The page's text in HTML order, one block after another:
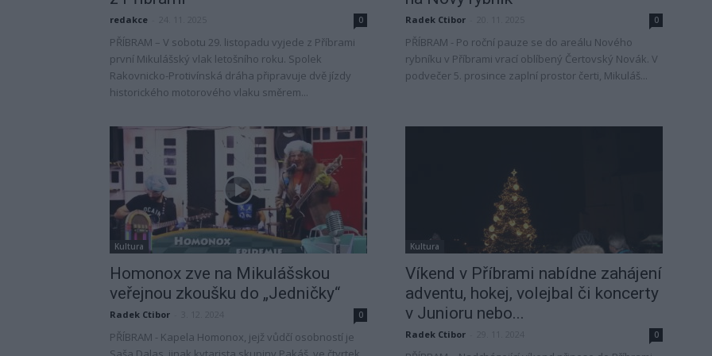
redakce 0
PŘÍBRAM – V sobotu 29. listopadu vyjede z Příbrami
první Mikulášský vlak letošního roku. Spolek
Rakovnicko-Protivínská dráha připravuje dvě jízdy
historického motorového vlaku směrem...
Radek Ctibor 0
PŘÍBRAM - Po roční pauze se do areálu Nového
rybníku v Příbrami vrací oblíbený Čertovský Novák. V
podvečer 5. prosince zaplní prostor čerti, Mikuláš...
Kultura
Homonox zve na Mikulášskou
veřejnou zkoušku do „Jedničky“
Radek Ctibor 0
PŘÍBRAM - Kapela Homonox, jejž vůdčí osobností je
Kultura
Víkend v Příbrami nabídne zahájení
adventu, hokej, volejbal či koncerty
v Junioru nebo...
Radek Ctibor 0